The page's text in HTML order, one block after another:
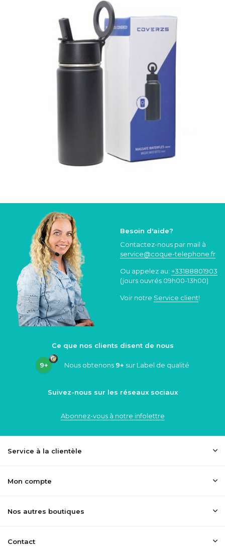
Besoin d'aide?
Contactez-nous par mail à
service@coque-telephone.fr
Ou appelez au: +33188801903
(jours ouvrés 09h00-13h00)
Voir notre Service client!
Ce que nos clients disent de nous
9+ Nous obtenons 9+ sur Label de qualité
Suivez-nous sur les réseaux sociaux
Abonnez-vous à notre infolettre
Service à la clientèle
Mon compte
Nos autres boutiques
Contact